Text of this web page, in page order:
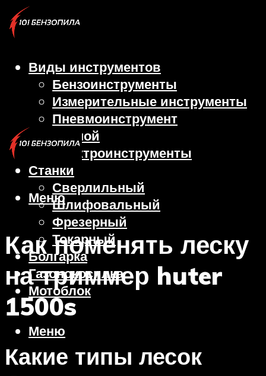
Виды инструментов
Бензоинструменты
Измерительные инструменты
Пневмоинструмент
Ручной
Электроинструменты
Станки
Сверлильный
Шлифовальный
Фрезерный
Токарный
Болгарка
Газонокосилка
Мотоблок
Меню
Меню
Как поменять леску
на триммер huter
1500s
Какие типы лесок